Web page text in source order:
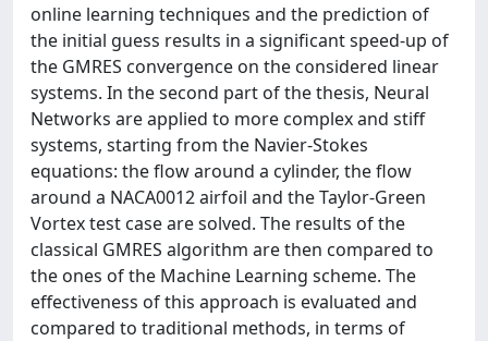
online learning techniques and the prediction of
the initial guess results in a significant speed-up of
the GMRES convergence on the considered linear
systems. In the second part of the thesis, Neural
Networks are applied to more complex and stiff
systems, starting from the Navier-Stokes
equations: the flow around a cylinder, the flow
around a NACA0012 airfoil and the Taylor-Green
Vortex test case are solved. The results of the
classical GMRES algorithm are then compared to
the ones of the Machine Learning scheme. The
effectiveness of this approach is evaluated and
compared to traditional methods, in terms of